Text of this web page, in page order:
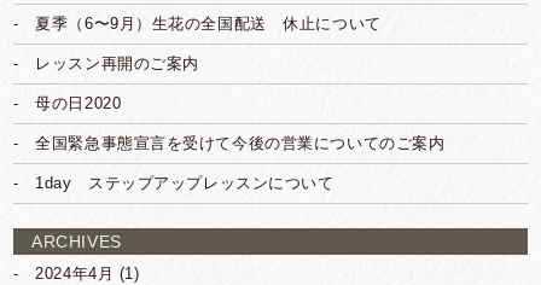
夏季（6〜9月）生花の全国配送 休止について
レッスン再開のご案内
母の日2020
全国緊急事態宣言を受けて今後の営業についてのご案内
1day ステップアップレッスンについて
ARCHIVES
2024年4月 (1)